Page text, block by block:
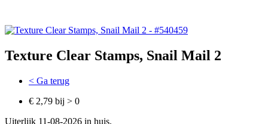
Texture Clear Stamps, Snail Mail 2
< Ga terug
€ 2,79 bij > 0
Uiterlijk 11-08-2026 in huis.